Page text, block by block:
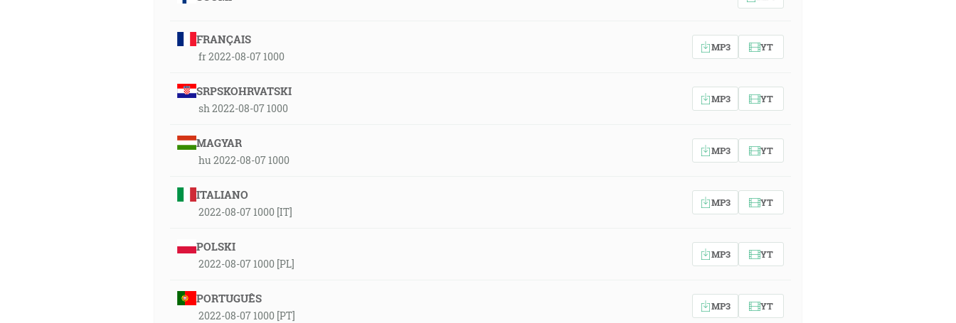
FRANÇAIS
fr 2022-08-07 1000
MP3 YT
SRPSKOHRVATSKI
sh 2022-08-07 1000
MP3 YT
MAGYAR
hu 2022-08-07 1000
MP3 YT
ITALIANO
2022-08-07 1000 [IT]
MP3 YT
POLSKI
2022-08-07 1000 [PL]
MP3 YT
PORTUGUÊS
2022-08-07 1000 [PT]
MP3 YT